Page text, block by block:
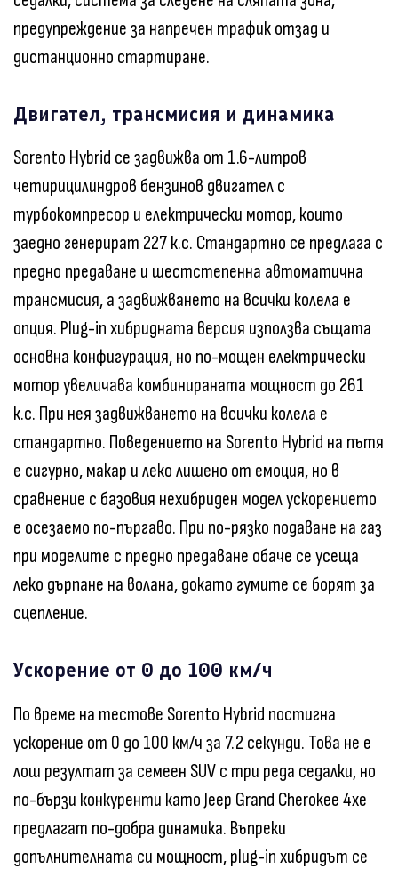
предупреждение за напречен трафик отзад и
дистанционно стартиране.
Двигател, трансмисия и динамика
Sorento Hybrid се задвижва от 1.6-литров
четирицилиндров бензинов двигател с
турбокомпресор и електрически мотор, които
заедно генерират 227 к.с. Стандартно се предлага с
предно предаване и шестстепенна автоматична
трансмисия, а задвижването на всички колела е
опция. Plug-in хибридната версия използва същата
основна конфигурация, но по-мощен електрически
мотор увеличава комбинираната мощност до 261
к.с. При нея задвижването на всички колела е
стандартно. Поведението на Sorento Hybrid на пътя
е сигурно, макар и леко лишено от емоция, но в
сравнение с базовия нехибриден модел ускорението
е осезаемо по-пъргаво. При по-рязко подаване на газ
при моделите с предно предаване обаче се усеща
леко дърпане на волана, докато гумите се борят за
сцепление.
Ускорение от 0 до 100 км/ч
По време на тестове Sorento Hybrid постигна
ускорение от 0 до 100 км/ч за 7.2 секунди. Това не е
лош резултат за семеен SUV с три реда седалки, но
по-бързи конкуренти като Jeep Grand Cherokee 4xe
предлагат по-добра динамика. Въпреки
допълнителната си мощност, plug-in хибридът се